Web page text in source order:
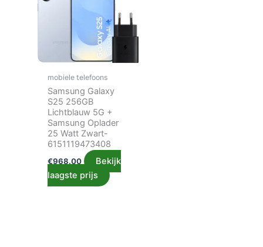
mobiele telefoons
Samsung Galaxy
S25 256GB
Lichtblauw 5G +
Samsung Oplader
25 Watt Zwart-
6151119473408
€968.00
Bekijk
laagste prijs